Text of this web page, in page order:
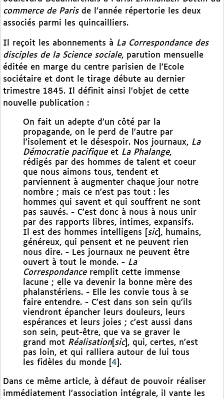
commerce de Parisde l’année répertorie les deux
associés parmi les quincailliers.
Il reçoit les abonnements à La Correspondance des
disciples de la Science sociale, parution mensuelle
éditée en marge du centre parisien de l’Ecole
sociétaire et dont le tirage débute au dernier
trimestre 1845. Il définit ainsi l’objet de cette
nouvelle publication :
On fait un adepte d’un côté par la
propagande, on le perd de l’autre par
l’isolement et le désespoir. Nos journaux, La
Démocratie pacifiqueet La Phalange,
rédigés par des hommes de talent et coeur
que nous aimons tous, tendent et
parviennent à augmenter chaque jour notre
nombre ; mais ce n’est pas tout : les
hommes qui savent et qui souffrent ne sont
pas sauvés. - C’est donc à nous à nous unir
par des rapports libres, intimes, expansifs.
Il est des hommes intelligens [ sic], humains,
généreux, qui pensent et ne peuvent rien
nous dire. - Les journaux ne peuvent être
ouvert à tout le monde. - La
Correspondanceremplit cette immense
lacune ; elle va devenir la bonne mère des
phalanstériens. - Elle les convie tous à se
faire entendre. - C’est dans son sein qu’ils
viendront épancher leurs douleurs, leurs
espérances et leurs joies ; c’est aussi dans
son sein, peut-être, que va se graver le
grand mot Réalisation[ sic], qui, certes, n’est
pas loin, et qui ralliera autour de lui tous
les fidèles du monde
4 .
Dans ce même article, à défaut de pouvoir réaliser
immédiatement l’association intégrale, il vante les